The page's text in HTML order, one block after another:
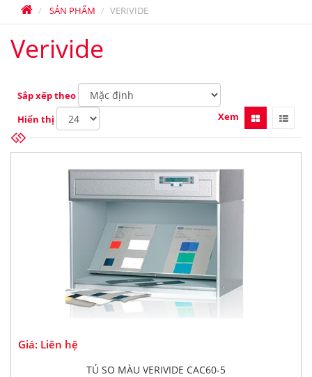
SẢN PHẨM VERIVIDE
Verivide
Sắp xếp theo
Hiển thị
Xem
Giá: Liên hệ
TỦ SO MÀU VERIVIDE CAC60-5